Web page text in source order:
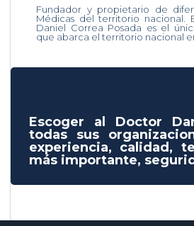
Fundador y propietario de
Médicas del territorio nacional.
Daniel Correa Posada es el
que abarca el territorio nacional
Escoger al Doctor
todas sus
experiencia, calidad,
más importante,